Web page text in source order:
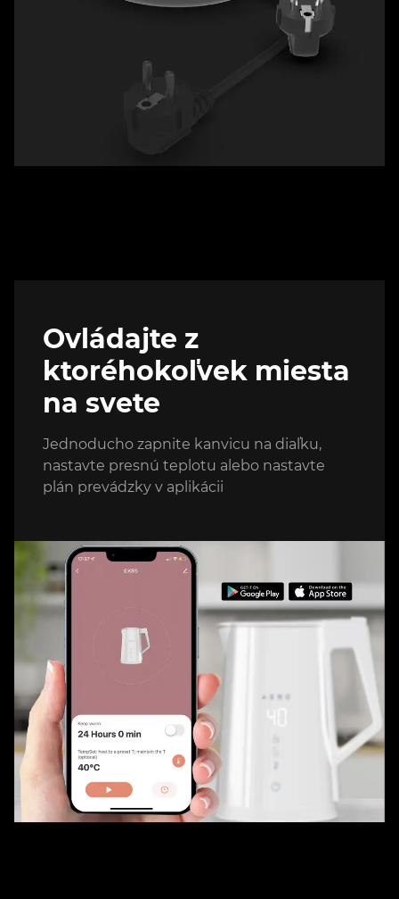
Ovládajte z
ktoréhokoľvek miesta
na svete
Jednoducho zapnite kanvicu na diaľku,
nastavte presnú teplotu alebo nastavte
plán prevádzky v aplikácii